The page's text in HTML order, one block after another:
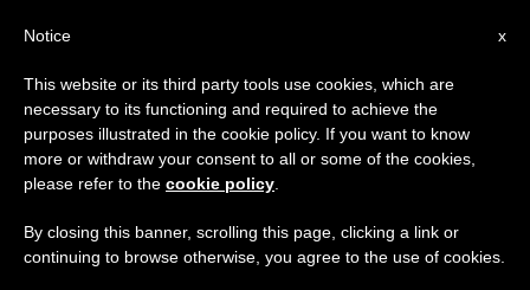
La deuda exterior sigue
esperando una solución
×
Aviso importante
Del 27 de julio al 7 de agosto haremos la pausa
anual, aprovechando que en el periodo de verano
se generan menos informaciones y también el
x
Notice
This website or its third party tools use cookies, which are
necessary to its functioning and required to achieve the
purposes illustrated in the cookie policy. If you want to know
more or withdraw your consent to all or some of the cookies,
please refer to the cookie policy
By closing this banner, scrolling this page, clicking a link or
continuing to browse otherwise, you agree to the use of cookies.